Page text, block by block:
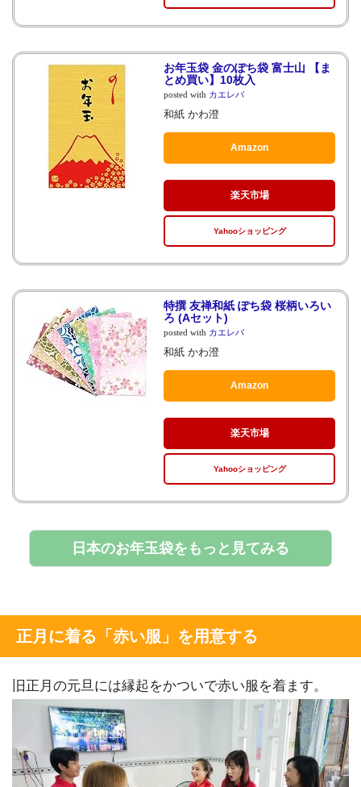
お年玉袋 金のぽち袋 富士山 【ま
とめ買い】10枚入
posted with カエレバ
和紙 かわ澄
Amazon
楽天市場
Yahooショッピング
特撰 友禅和紙 ぽち袋 桜柄いろい
ろ (Aセット)
posted with カエレバ
和紙 かわ澄
Amazon
楽天市場
Yahooショッピング
日本のお年玉袋をもっと見てみる
正月に着る「赤い服」を用意する
旧正月の元旦には縁起をかついで赤い服を着ます。